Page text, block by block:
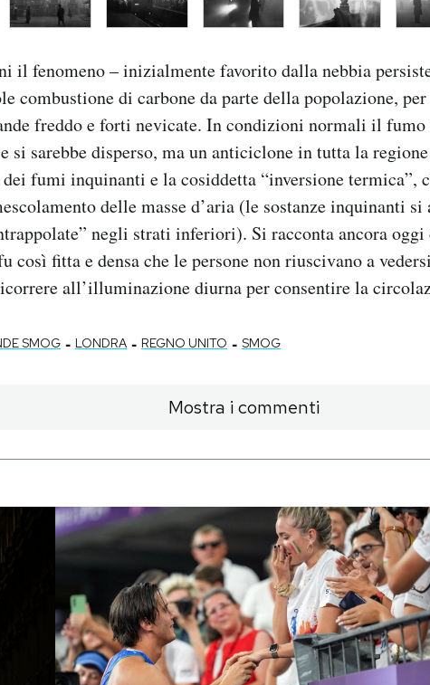
il fenomeno – inizialmente favorito dalla nebbia
combustione di carbone da parte della popolazione,
freddo e forti nevicate. In condizioni normali il fumo
si sarebbe disperso, ma un anticiclone in tutta la
dei fumi inquinanti e la cosiddetta “inversione termica”,
delle masse d’aria (le sostanze inquinanti si
negli strati inferiori). Si racconta ancora oggi
così fitta e densa che le persone non riuscivano a
all’illuminazione diurna per consentire la
SMOG - LONDRA - REGNO UNITO - SMOG
Mostra i commenti